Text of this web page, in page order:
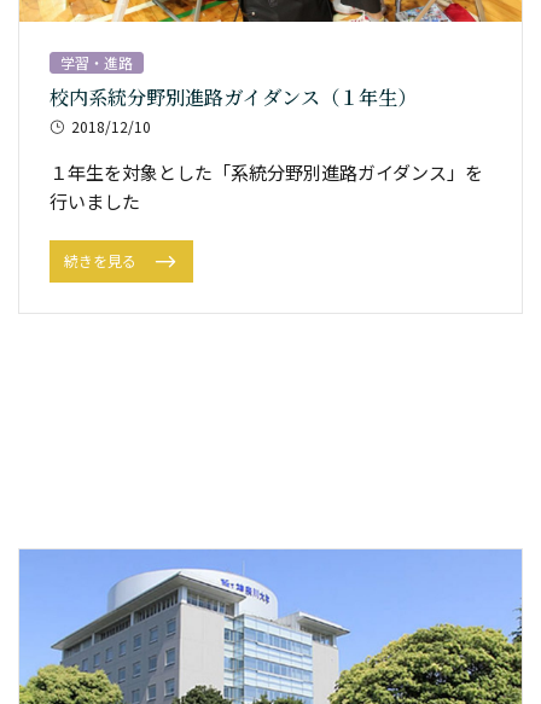
学習・進路
校内系統分野別進路ガイダンス（１年生）
2018/12/10
１年生を対象とした「系統分野別進路ガイダンス」を
行いました
続きを見る